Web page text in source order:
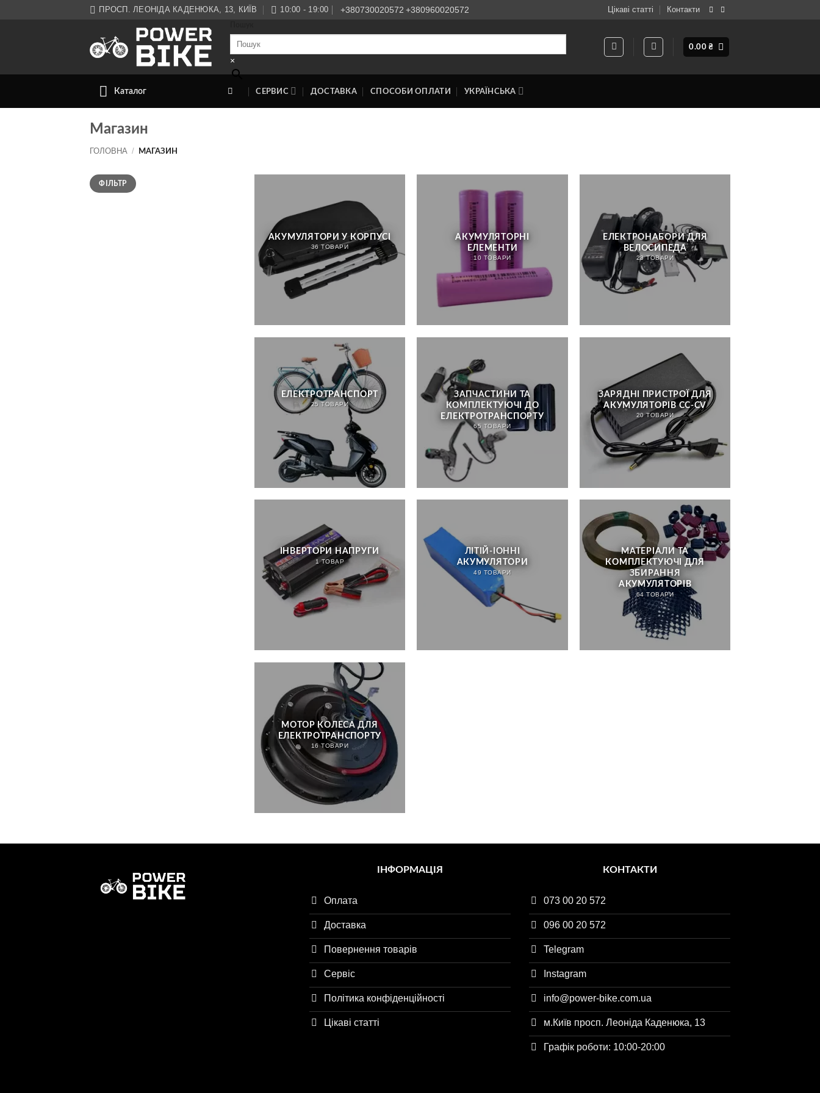
ПРОСП. ЛЕОНІДА КАДЕНЮКА, 13, КИЇВ 10:00 - 19:00 +380730020572 +380960020572 Цікаві статті Контакти
×
0.00₴
Каталог СЕРВИС ДОСТАВКА СПОСОБИ ОПЛАТИ УКРАЇНСЬКА
Магазин
ГОЛОВНА / МАГАЗИН
Мінімальна
ціна
Найбільша
цінаФІЛЬТР
АКУМУЛЯТОРИ У КОРПУСІ
36 ТОВАРИ
АКУМУЛЯТОРНІ
ЕЛЕМЕНТИ
10 ТОВАРИ
ЕЛЕКТРОНАБОРИ ДЛЯ
ВЕЛОСИПЕДА
23 ТОВАРИ
ЕЛЕКТРОТРАНСПОРТ
25 ТОВАРИ
ЗАПЧАСТИНИ ТА
КОМПЛЕКТУЮЧІ ДО
ЕЛЕКТРОТРАНСПОРТУ
65 ТОВАРИ
ЗАРЯДНІ ПРИСТРОЇ ДЛЯ
АКУМУЛЯТОРІВ CC-CV
20 ТОВАРИ
ІНВЕРТОРИ НАПРУГИ
1 ТОВАР
ЛІТІЙ-ІОННІ
АКУМУЛЯТОРИ
49 ТОВАРИ
МАТЕРІАЛИ ТА
КОМПЛЕКТУЮЧІ ДЛЯ
ЗБИРАННЯ
АКУМУЛЯТОРІВ
64 ТОВАРИ
МОТОР КОЛЕСА ДЛЯ
ЕЛЕКТРОТРАНСПОРТУ
16 ТОВАРИ
ІНФОРМАЦІЯ
Оплата
Доставка
Повернення товарів
Сервіс
Політика конфіденційності
Цікаві статті
КОНТАКТИ
073 00 20 572
096 00 20 572
Telegram
Instagram
info@power-bike.com.ua
м.Київ просп. Леоніда Каденюка, 13
Графік роботи: 10:00-20:00